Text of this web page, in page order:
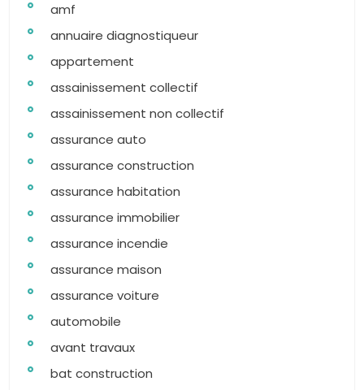
amf
annuaire diagnostiqueur
appartement
assainissement collectif
assainissement non collectif
assurance auto
assurance construction
assurance habitation
assurance immobilier
assurance incendie
assurance maison
assurance voiture
automobile
avant travaux
bat construction